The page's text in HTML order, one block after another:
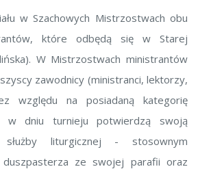
w Szachowych Mistrzostwach obu
które odbędą się w Starej
W Mistrzostwach ministrantów
zawodnicy (ministranci, lektorzy,
względu na posiadaną kategorię
w dniu turnieju potwierdzą swoją
służby liturgicznej - stosownym
duszpasterza ze swojej parafii oraz